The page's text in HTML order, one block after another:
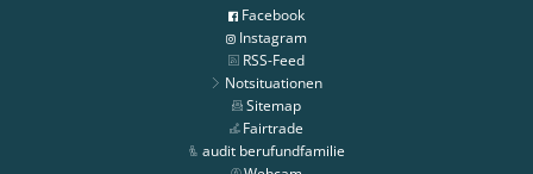
Facebook
Instagram
RSS-Feed
Notsituationen
Sitemap
Fairtrade
audit berufundfamilie